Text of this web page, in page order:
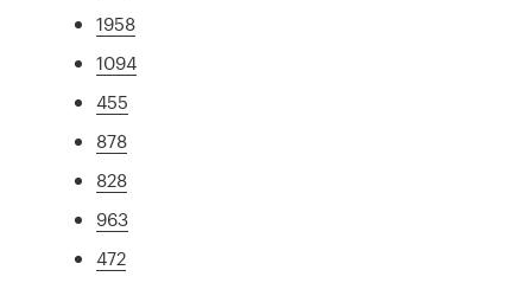
1958
1094
455
878
828
963
472